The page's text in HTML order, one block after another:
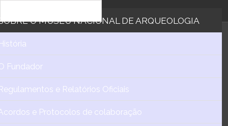
O MUSEU NACIONAL DE ARQUEOLOGIA
Fundador
e Relatórios Oficiais
e Protocolos de colaboração